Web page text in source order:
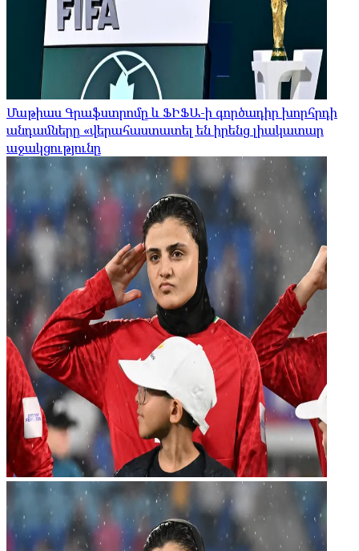
Մաթիաս Գրաֆստրոմը և ՖԻՖԱ-ի գործադիր խորհրդի
անդամները «վերահաստատել են իրենց լիակատար
աջակցությունը